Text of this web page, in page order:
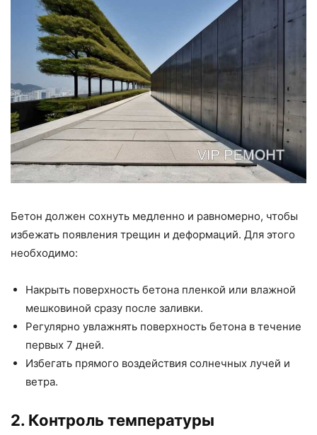
Бетон должен сохнуть медленно и равномерно, чтобы
избежать появления трещин и деформаций. Для этого
необходимо:
Накрыть поверхность бетона пленкой или влажной
мешковиной сразу после заливки.
Регулярно увлажнять поверхность бетона в течение
первых 7 дней.
Избегать прямого воздействия солнечных лучей и
ветра.
2. Контроль температуры